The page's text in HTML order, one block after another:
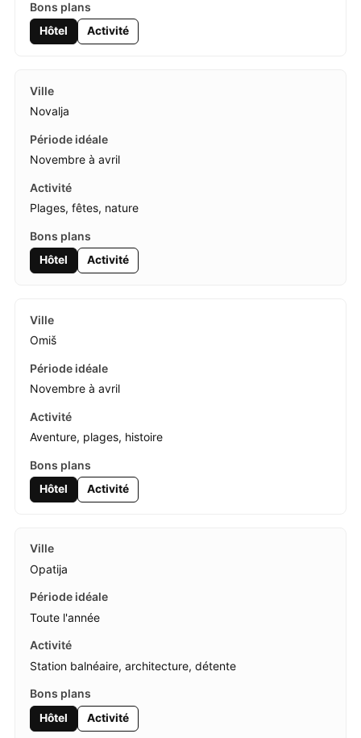
Hôtel Activité
Novalja
Novembre à avril
Plages, fêtes, nature
Hôtel Activité
Omiš
Novembre à avril
Aventure, plages, histoire
Hôtel Activité
Opatija
Toute l'année
Station balnéaire, architecture, détente
Hôtel Activité